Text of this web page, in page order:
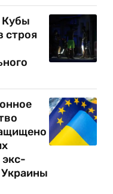
Кубы
строя
Украины